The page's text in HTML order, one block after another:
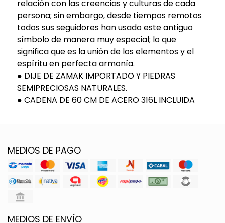
relación con las creencias y culturas de cada
persona; sin embargo, desde tiempos remotos
todos sus seguidores han usado este antiguo
símbolo de manera muy especial; lo que
significa que es la unión de los elementos y el
espíritu en perfecta armonía.
● DIJE DE ZAMAK IMPORTADO Y PIEDRAS
SEMIPRECIOSAS NATURALES.
● CADENA DE 60 CM DE ACERO 316L INCLUIDA
MEDIOS DE PAGO
MEDIOS DE ENVÍO